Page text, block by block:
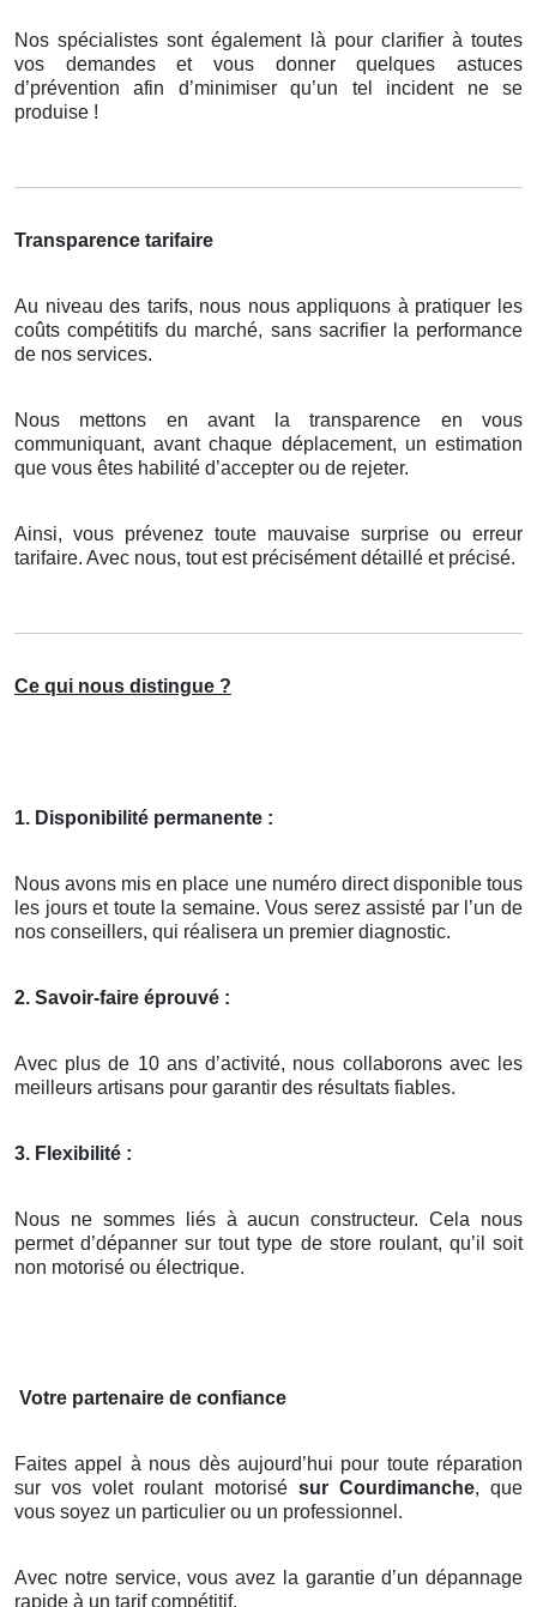
Nos spécialistes sont également là pour clarifier à toutes
vos demandes et vous donner quelques astuces
d’prévention afin d’minimiser qu’un tel incident ne se
produise !
Transparence tarifaire
Au niveau des tarifs, nous nous appliquons à pratiquer les
coûts compétitifs du marché, sans sacrifier la performance
de nos services.
Nous mettons en avant la transparence en vous
communiquant, avant chaque déplacement, un estimation
que vous êtes habilité d’accepter ou de rejeter.
Ainsi, vous prévenez toute mauvaise surprise ou erreur
tarifaire. Avec nous, tout est précisément détaillé et précisé.
Ce qui nous distingue ?
1. Disponibilité permanente :
Nous avons mis en place une numéro direct disponible tous
les jours et toute la semaine. Vous serez assisté par l’un de
nos conseillers, qui réalisera un premier diagnostic.
2. Savoir-faire éprouvé :
Avec plus de 10 ans d’activité, nous collaborons avec les
meilleurs artisans pour garantir des résultats fiables.
3. Flexibilité :
Nous ne sommes liés à aucun constructeur. Cela nous
permet d’dépanner sur tout type de store roulant, qu’il soit
non motorisé ou électrique.
Votre partenaire de confiance
Faites appel à nous dès aujourd’hui pour toute réparation
sur vos volet roulant motorisé sur Courdimanche, que
vous soyez un particulier ou un professionnel.
Avec notre service, vous avez la garantie d’un dépannage
rapide à un tarif compétitif.